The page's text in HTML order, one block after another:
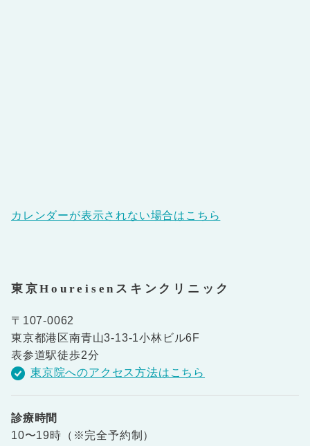
カレンダーが表示されない場合はこちら
東京Houreisenスキンクリニック
〒107-0062
東京都港区南青山3-13-1小林ビル6F
表参道駅徒歩2分
東京院へのアクセス方法はこちら
診療時間
10〜19時（※完全予約制）